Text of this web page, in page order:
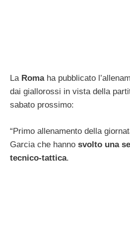
La Romaha pubblicato
dai giallorossi in vista della
sabato prossimo:
“Primo allenamento della
Garcia che hanno svolto una
tecnico-tattica.